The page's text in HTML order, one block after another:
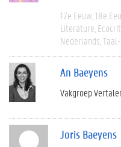
17e Eeuw 18e
Literature
Nederlands
An Baeyens
Vakgroep
Joris Baeyens